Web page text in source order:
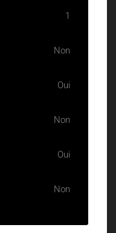
1
Non
Oui
Non
Oui
Non